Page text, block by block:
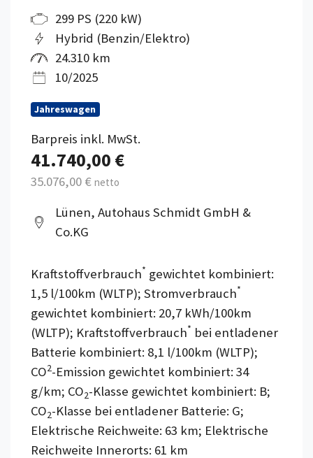
299 PS (220 kW)
Hybrid (Benzin/Elektro)
24.310 km
10/2025
Jahreswagen
Barpreis inkl. MwSt.
41.740,00 €
35.076,00 € netto
Lünen, Autohaus Schmidt GmbH &
Co.KG
Kraftstoffverbrauch* gewichtet kombiniert:
1,5 l/100km (WLTP); Stromverbrauch*
gewichtet kombiniert: 20,7 kWh/100km
(WLTP); Kraftstoffverbrauch* bei entladener
Batterie kombiniert: 8,1 l/100km (WLTP);
CO2-Emission gewichtet kombiniert: 34
g/km; CO2-Klasse gewichtet kombiniert: B;
CO2-Klasse bei entladener Batterie: G;
Elektrische Reichweite: 63 km; Elektrische
Reichweite Innerorts: 61 km